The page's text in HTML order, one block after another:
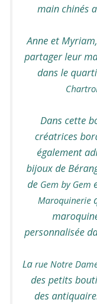
main chinés
Anne et
partager leur
dans le
Dans cette
créatrices
également
bijoux de
de Gem by Gem
Maroquinerie
personnalisée
La rue Notre
des petits
des